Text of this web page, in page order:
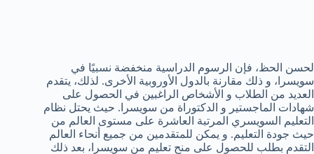
لحسن الحظ، فإن الرسوم الدراسية منخفضة نسبيًا في
سويسرا، و ذلك مقارنة بالدول الأوروبية الأخرى. لذلك، يتقدم
العديد من الطلاب و الأشخاص الراغبين في الحصول على
شهادات الماجستير و الدكتوراة من سويسرا. حيث يحتل نظام
التعليم السويسري المرتبة العاشرة على مستوى العالم من
حيث جودة التعليم. و يمكن للمتقدمين من جميع أنحاء العالم
التقدم بطلب للحصول على منح تعليم من سويسرا، بعد ذلك